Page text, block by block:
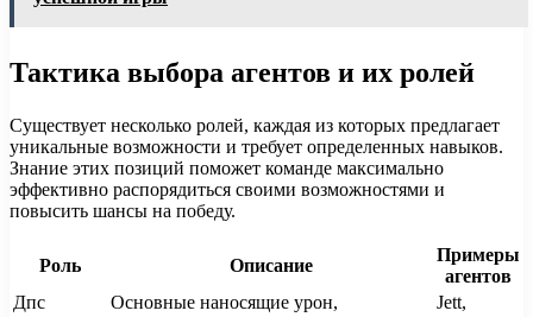
Тактика выбора агентов и их ролей
Существует несколько ролей, каждая из которых предлагает
уникальные возможности и требует определенных навыков.
Знание этих позиций поможет команде максимально
эффективно распорядиться своими возможностями и
повысить шансы на победу.
Роль Описание
Примеры
агентов
Дпс
Основные наносящие урон,
Jett,